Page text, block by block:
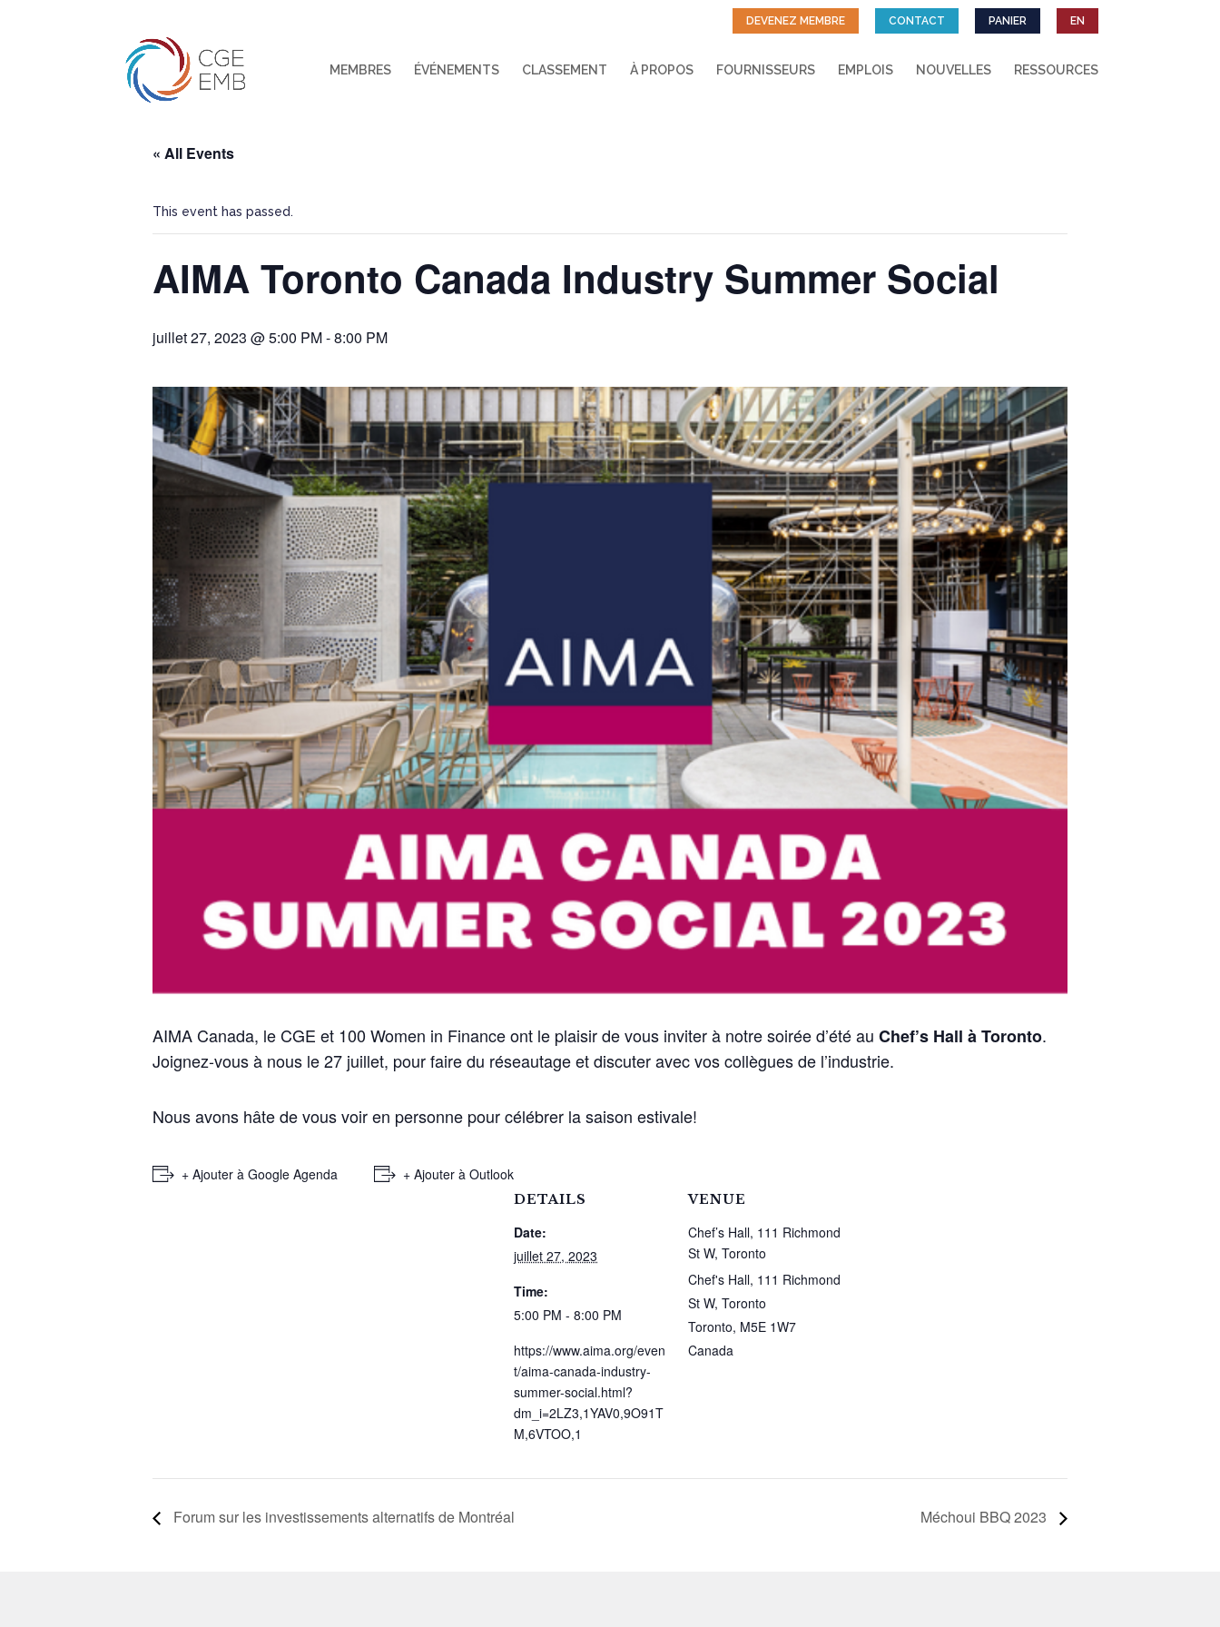
DEVENEZ MEMBRE CONTACT PANIER EN
MEMBRES ÉVÉNEMENTS CLASSEMENT À PROPOS FOURNISSEURS EMPLOIS NOUVELLES RESSOURCES
« All Events
This event has passed.
AIMA Toronto Canada Industry Summer Social
juillet 27, 2023 @ 5:00 PM-8:00 PM
AIMA Canada, le CGE et 100 Women in Finance ont le plaisir de vous inviter à notre soirée d’été au Chef’s Hall à Toronto.
Joignez-vous à nous le 27 juillet, pour faire du réseautage et discuter avec vos collègues de l’industrie.
Nous avons hâte de vous voir en personne pour célébrer la saison estivale!
+ Ajouter à Google Agenda + Ajouter à Outlook
DETAILS
Date:
juillet 27, 2023
Time:
5:00 PM - 8:00 PM
https://www.aima.org/even
t/aima-canada-industry-
summer-social.html?
dm_i=2LZ3,1YAV0,9O91T
M,6VTOO,1
VENUE
Chef’s Hall, 111 Richmond
St W, Toronto
Chef's Hall, 111 Richmond
St W, Toronto
Toronto, M5E 1W7
Canada
Forum sur les investissements alternatifs de Montréal Méchoui BBQ 2023